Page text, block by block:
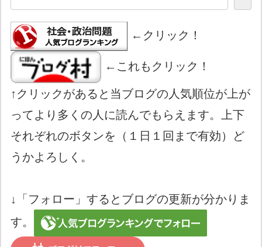
←クリック！
←これもクリック！
↑クリックがあると当ブログの人気順位が上が
ってより多くの人に読んでもらえます。上下
それぞれのボタンを（１日１回まで有効）ど
うかよろしく。
↓「フォロー」するとブログの更新が分かりま
す。